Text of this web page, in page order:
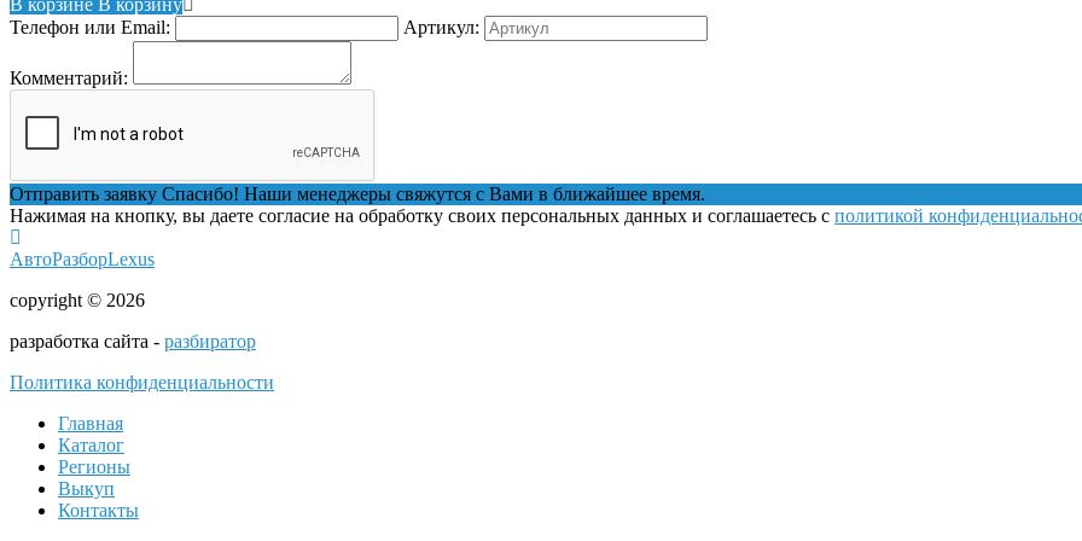
Телефон или Email:
Артикул:
Комментарий:
Отправить заявку Спасибо! Наши менеджеры свяжутся с Вами в ближайшее время.
Нажимая на кнопку, вы даете согласие на обработку своих персональных данных и соглашаетесь с политикой
АвтоРазборLexus
copyright © 2026
разработка сайта - разбиратор
Политика конфиденциальности
Главная
Каталог
Регионы
Выкуп
Контакты